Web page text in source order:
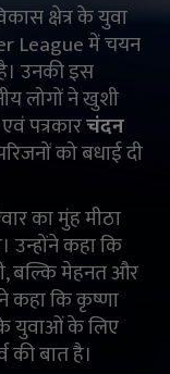
क्षेत्र के युवा
Leagueमें चयन
उनकी इस
लोगों ने खुशी
पत्रकारचंदन
को बधाई दी
का मुंह मीठा
उन्होंने कहा कि
बल्कि मेहनत और
कहा कि कृष्णा
युवाओं के लिए
की बात है।